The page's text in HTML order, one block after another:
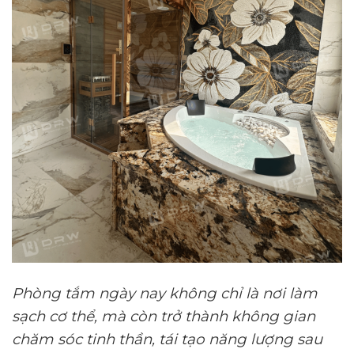
Phòng tắm ngày nay không chỉ là nơi làm
sạch cơ thể, mà còn trở thành không gian
chăm sóc tinh thần, tái tạo năng lượng sau